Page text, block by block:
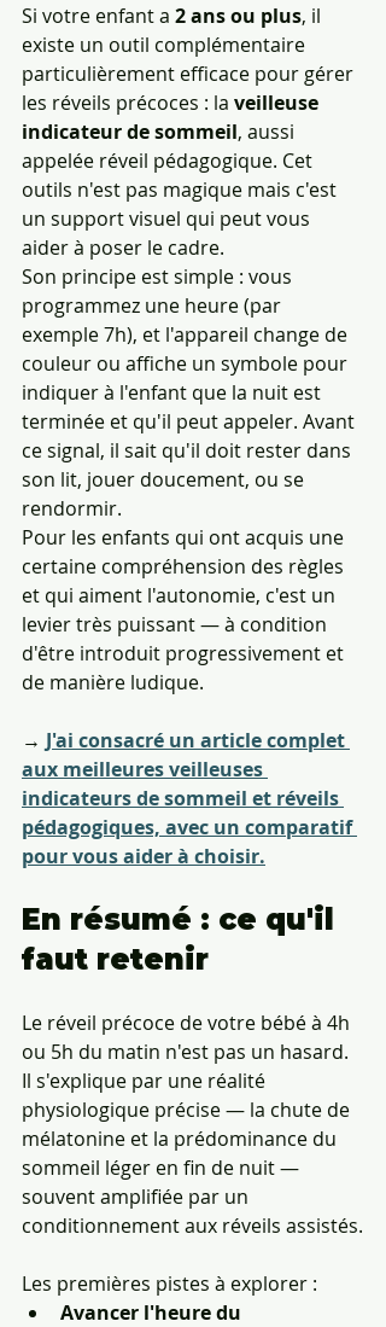
Si votre enfant a 2 ans ou plus, il
existe un outil complémentaire
particulièrement efficace pour gérer
les réveils précoces : la veilleuse
indicateur de sommeil, aussi
appelée réveil pédagogique. Cet
outils n'est pas magique mais c'est
un support visuel qui peut vous
aider à poser le cadre.
Son principe est simple : vous
programmez une heure (par
exemple 7h), et l'appareil change de
couleur ou affiche un symbole pour
indiquer à l'enfant que la nuit est
terminée et qu'il peut appeler. Avant
ce signal, il sait qu'il doit rester dans
son lit, jouer doucement, ou se
rendormir.
Pour les enfants qui ont acquis une
certaine compréhension des règles
et qui aiment l'autonomie, c'est un
levier très puissant — à condition
d'être introduit progressivement et
de manière ludique.
→ J'ai consacré un article complet
aux meilleures veilleuses
indicateurs de sommeil et réveils
pédagogiques, avec un comparatif
pour vous aider à choisir.
En résumé : ce qu'il
faut retenir
Le réveil précoce de votre bébé à 4h
ou 5h du matin n'est pas un hasard.
Il s'explique par une réalité
physiologique précise — la chute de
mélatonine et la prédominance du
sommeil léger en fin de nuit —
souvent amplifiée par un
conditionnement aux réveils assistés.
Les premières pistes à explorer :
Avancer l'heure du